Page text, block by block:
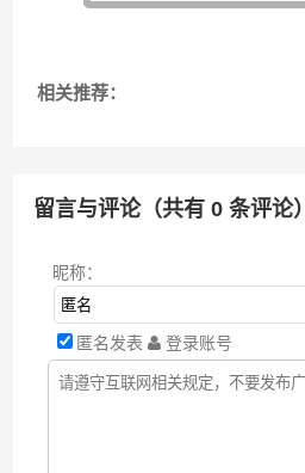
相关推荐：
留言与评论（共有0 条评论）
昵称：
匿名发表 登录账号